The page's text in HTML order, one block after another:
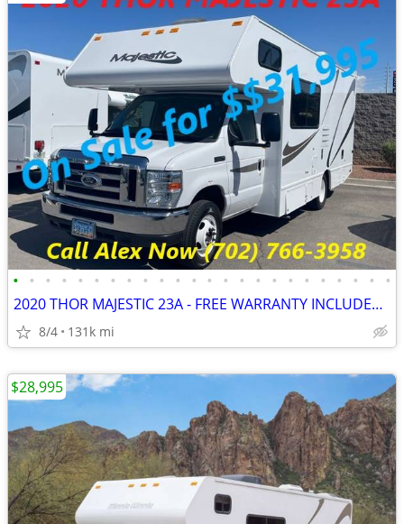
• • • • • • • • • • • • • • • • • • • • • • • •
2020 THOR MAJESTIC 23A - FREE WARRANTY INCLUDED!! WE FINANCE-CALL NOW
8/4 131k mi
$28,995